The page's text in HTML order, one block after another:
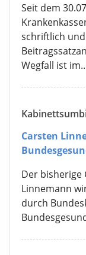
Seit dem
schriftlich
Wegfall ist
Carsten
Der bisherige
Linnemann
durch